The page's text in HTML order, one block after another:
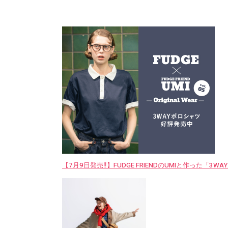
【7月9日発売‼︎】FUDGE FRIENDのUMIと作った「